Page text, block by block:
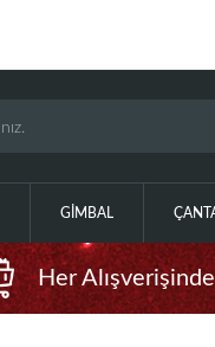
GIMBAL
Her